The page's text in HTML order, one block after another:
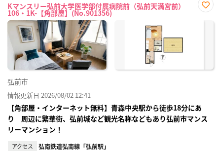
Kマンスリー弘前大学医学部付属病院前（弘前天満宮前）
106・1K-【角部屋】(No.901356)
に入
弘前市
情報更新日 2026/08/02 12:41
【角部屋・インターネット無料】青森中央駅から徒歩18分にあ
り 周辺に繁華街、弘前城など観光名称などもあり弘前市マンス
リーマンション！
アクセス 弘南鉄道弘南線「弘前駅」